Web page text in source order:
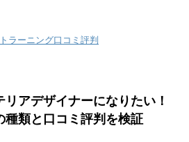
ラーニング口コミ評判
リアデザイナーになりたい！
種類と口コミ評判を検証